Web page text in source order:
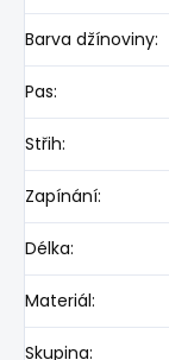
Barva džínoviny:
Pas:
Střih:
Zapínání:
Délka:
Materiál:
Skupina: